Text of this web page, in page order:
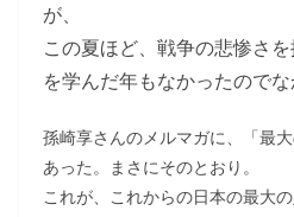
が、
この夏ほど、戦争の悲惨さ
を学んだ年もなかったのでな
孫崎享さんのメルマガに、「最
あった。まさにそのとおり。
これが、これからの日本の最大の